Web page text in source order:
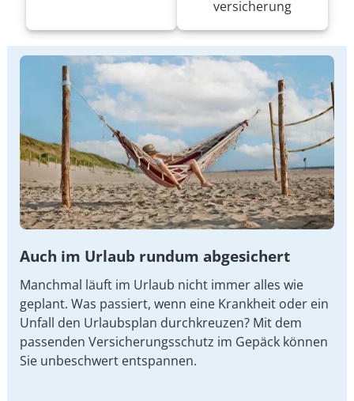
versicherung
Auch im Urlaub rundum abgesichert
Manchmal läuft im Urlaub nicht immer alles wie
geplant. Was passiert, wenn eine Krankheit oder ein
Unfall den Urlaubsplan durchkreuzen? Mit dem
passenden Versicherungsschutz im Gepäck können
Sie unbeschwert entspannen.